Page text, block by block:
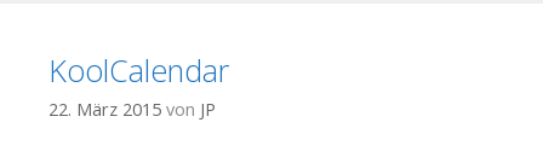
KoolCalendar
22. März 2015 von JP